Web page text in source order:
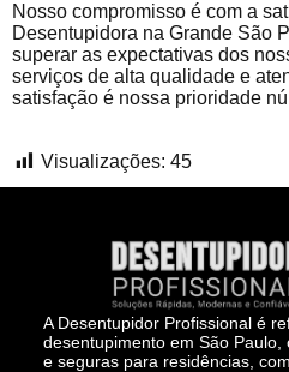
Nosso compromisso é com a
Desentupidora na Grande São
superar as expectativas dos
serviços de alta qualidade e
satisfação é nossa prioridade
Visualizações: 45
A Desentupidor Profissional é
desentupimento em São
e seguras para residências,